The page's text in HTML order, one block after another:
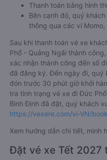
Thanh toán bằng hình
Bên cạnh đó, quý
thông qua các ví
Sau khi thanh toán vé xe
Phổ - Quảng Ngãi thành
xác nhận thành công đến số
đã đăng ký. Đến ngày đi, quý
đón trước 30 phút giờ khởi
tra tình trạng vé xe đi Đức
Bình Định đã đặt, quý khách
https://vexere.com/vi-VN/
Xem hướng dẫn chi tiết, minh
Đặt vé xe Tết 2027